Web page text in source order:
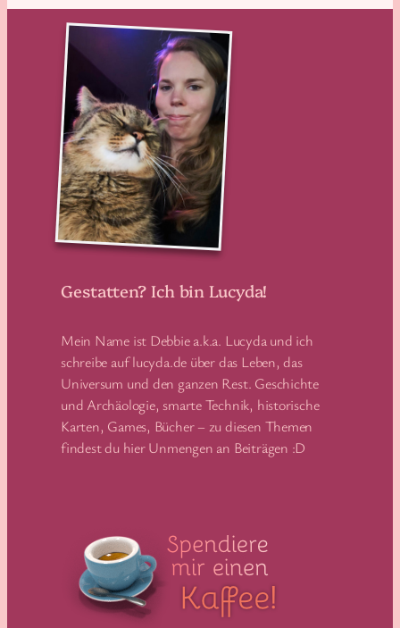
Gestatten? Ich bin Lucyda!
Mein Name ist Debbie a.k.a. Lucyda und ich
schreibe auf lucyda.de über das Leben, das
Universum und den ganzen Rest. Geschichte
und Archäologie, smarte Technik, historische
Karten, Games, Bücher – zu diesen Themen
findest du hier Unmengen an Beiträgen :D